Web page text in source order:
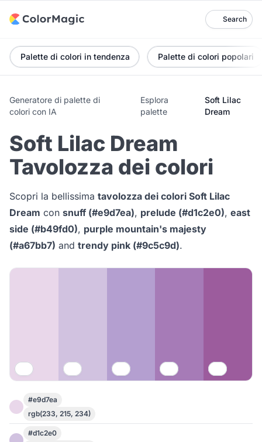
Search
Palette di colori in tendenza Palette di colori popolari
Generatore di palette di
colori con IA
Esplora
palette
Soft Lilac
Dream
Soft Lilac Dream
Tavolozza dei colori
Scopri la bellissima tavolozza dei colori Soft Lilac
Dream con snuff (#e9d7ea), prelude (#d1c2e0), east
side (#b49fd0), purple mountain's majesty
(#a67bb7) and trendy pink (#9c5c9d).
#e9d7ea
rgb(233, 215, 234)
#d1c2e0